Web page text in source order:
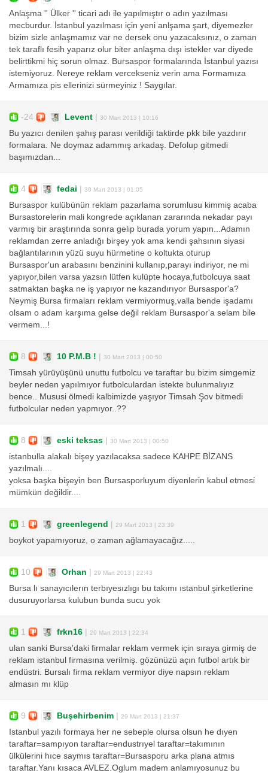
Anlaşma '' Ülker '' ticari adı ile yapılmıştır o adın yazılması
mecburdur. İstanbul yazılması için yeni anlşama şart, diyemezler
bizim sizle anlaşmamız var ne dersek onu yazacaksınız, o zaman
tek taraflı fesih yaparız olur biter anlaşma dışı istekler var diyede
belirttikmi hiç sorun olmaz. Bursaspor formalarında İstanbul yazısı
istemiyoruz. Nereye reklam vercekseniz verin ama Formamıza
Armamıza pis ellerinizi sürmeyiniz ! Saygılar.
-24 Levent | 30 Mart 2013 | 10:16
Bu yazıcı denilen şahış parası verildiği taktirde pkk bile yazdırır
formalara. Ne doymaz adammış arkadaş. Defolup gitmedi
başımızdan...
4 fedai | 30 Mart 2013 | 01:05
Bursaspor kulübünün reklam pazarlama sorumlusu kimmiş acaba
Bursastorelerin mali kongrede açıklanan zararında nekadar payı
varmış bir araştırında sonra gelip burada yorum yapın...Adamın
reklamdan zerre anladığı birşey yok ama kendi şahsının siyasi
bağlantılarının yüzü suyu hürmetine o koltukta oturup
Bursaspor'un arabasını benzinini kullanıp,parayı indiriyor, ne mi
yapıyor,bilen varsa yazsın lütfen kulüpte hocaya,futbolcuya saat
satmaktan başka ne iş yapıyor ne kazandırıyor Bursaspor'a?
Neymiş Bursa firmaları reklam vermiyormuş,valla bende işadamı
olsam o adam karşıma gelse değil reklam Bursaspor'a selam bile
vermem...!
8 10 P.M.B ! | 30 Mart 2013 | 00:50
Timsah yürüyüşünü unuttu futbolcu ve taraftar bu bizim simgemiz
beyler neden yapılmıyor futbolculardan istekte bulunmalıyız
bence.. Mususi ölmedi kalbimizde yaşıyor Timsah Şov bitmedi
futbolcular neden yapmıyor..??
8 eski teksas | 30 Mart 2013 | 00:50
istanbulla alakalı bişey yazılacaksa sadece KAHPE BİZANS
yazılmalı....
yoksa başka bişeyin ben Bursasporluyum diyenlerin kabul etmesi
mümkün değildir....
1 greenlegend | 29 Mart 2013 | 23:39
boykot yapamıyoruz, o zaman ağlamayacağız.....
10 Orhan | 29 Mart 2013 | 22:43
Bursa lı sanayıcılerın terbıyesızlıgı bu takımı ıstanbul şirketlerine
dusuruyorlarsa kulubun bunda sucu yok
1 frkn16 | 29 Mart 2013 | 22:34
ulan sanki Bursa'daki firmalar reklam vermek için sıraya girmiş de
reklam istanbul firmasına verilmiş. gözünüzü açın futbol artık bir
endüstri. Bursalı firma reklam vermiyor diye napsın reklam
almasın mı klüp
9 Buşehirbenim | 29 Mart 2013 | 21:37
Istanbul yazılı formaya her ne sebeple olursa olsun he dıyen
taraftar=sampıyon taraftar=endustrıyel taraftar=takımının
ülkülerini hıce saymıs taraftar=Bursasporu arka plana atmıs
taraftar.Yanı kısaca AVLEZ.Oglum madem anlamıyosunuz bu